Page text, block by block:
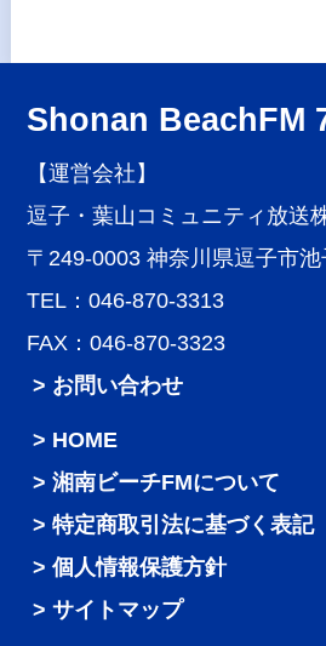
Shonan BeachFM
【運営会社】
逗子・葉山コミュニティ放送
〒249-0003 神奈川県逗子市
TEL：046-870-3313
FAX：046-870-3323
> お問い合わせ
HOME
湘南ビーチFMについて
特定商取引法に基づく表記
個人情報保護方針
サイトマップ